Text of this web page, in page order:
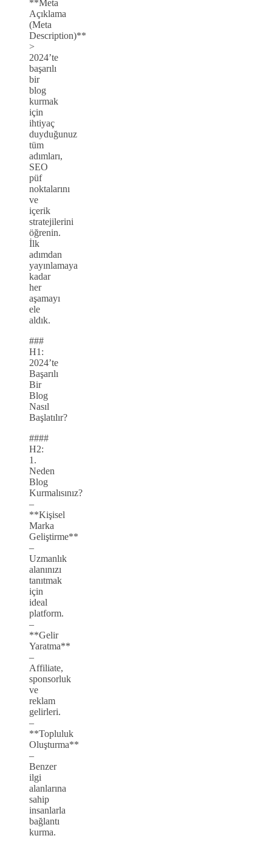
**Meta
Açıklama
(Meta
Description)**
>
2024’te
başarılı
bir
blog
kurmak
için
ihtiyaç
duyduğunuz
tüm
adımları,
SEO
püf
noktalarını
ve
içerik
stratejilerini
öğrenin.
İlk
adımdan
yayınlamaya
kadar
her
aşamayı
ele
aldık.
###
H1:
2024’te
Başarılı
Bir
Blog
Nasıl
Başlatılır?
####
H2:
1.
Neden
Blog
Kurmalısınız?
–
**Kişisel
Marka
Geliştirme**
–
Uzmanlık
alanınızı
tanıtmak
için
ideal
platform.
–
**Gelir
Yaratma**
–
Affiliate,
sponsorluk
ve
reklam
gelirleri.
–
**Topluluk
Oluşturma**
–
Benzer
ilgi
alanlarına
sahip
insanlarla
bağlantı
kurma.